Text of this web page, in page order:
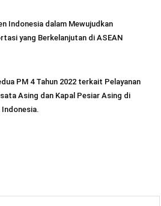
Indonesia dalam Mewujudkan
yang Berkelanjutan di ASEAN
PM 4 Tahun 2022 terkait Pelayanan
Asing dan Kapal Pesiar Asing di
Indonesia.